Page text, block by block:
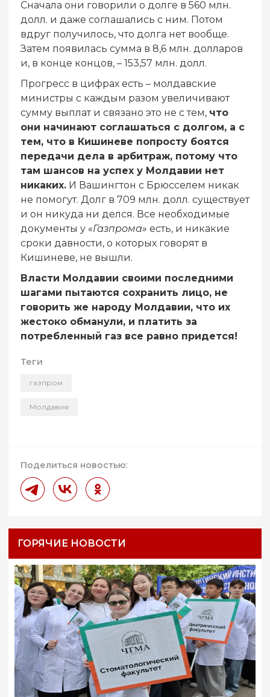
Сначала они говорили о долге в 560 млн.
долл. и даже соглашались с ним. Потом
вдруг получилось, что долга нет вообще.
Затем появилась сумма в 8,6 млн. долларов
и, в конце концов, – 153,57 млн. долл.
Прогресс в цифрах есть – молдавские
министры с каждым разом увеличивают
сумму выплат и связано это не с тем, что
они начинают соглашаться с долгом, а с
тем, что в Кишиневе попросту боятся
передачи дела в арбитраж, потому что
там шансов на успех у Молдавии нет
никаких. И Вашингтон с Брюсселем никак
не помогут. Долг в 709 млн. долл. существует
и он никуда ни делся. Все необходимые
документы у «Газпрома» есть, и никакие
сроки давности, о которых говорят в
Кишиневе, не вышли.
Власти Молдавии своими последними
шагами пытаются сохранить лицо, не
говорить же народу Молдавии, что их
жестоко обманули, и платить за
потребленный газ все равно придется!
Теги
газпром
Молдавия
Поделиться новостью:
ГОРЯЧИЕ НОВОСТИ